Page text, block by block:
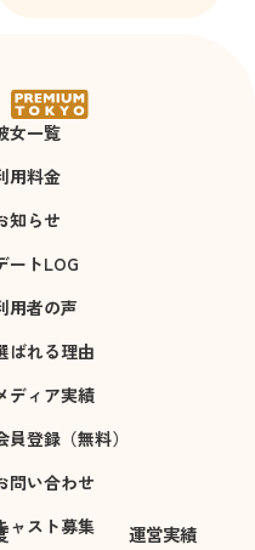
女一覧
用料金
知らせ
ートLOG
用者の声
ばれる理由
ディア実績
員登録（無料）
問い合わせ
ャスト募集 運営実績